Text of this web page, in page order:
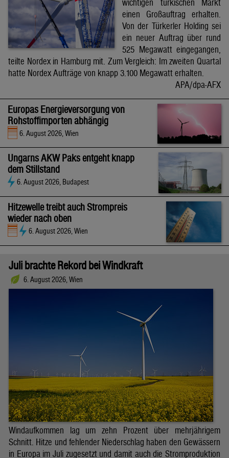
wichtigen türkischen Markt
einen Großauftrag erhalten.
Von der Türkerler Holding sei
ein neuer Auftrag über rund
525 Megawatt eingegangen,
teilte Nordex in Hamburg mit. Zum Vergleich: Im zweiten Quartal
hatte Nordex Aufträge von knapp 3.100 Megawatt erhalten.
APA/dpa-AFX
Europas Energieversorgung von
Rohstoffimporten abhängig
6. August 2026, Wien
Ungarns AKW Paks entgeht knapp
dem Stillstand
6. August 2026, Budapest
Hitzewelle treibt auch Strompreis
wieder nach oben
6. August 2026, Wien
Juli brachte Rekord bei Windkraft
6. August 2026, Wien
Windaufkommen lag um zehn Prozent über mehrjährigem
Schnitt. Hitze und fehlender Niederschlag haben den Gewässern
in Europa im Juli zugesetzt und damit auch die Stromproduktion